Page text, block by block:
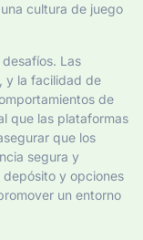
cultura de juego
Las
y la facilidad de
de
que las plataformas
que los
segura y
depósito y opciones
un entorno